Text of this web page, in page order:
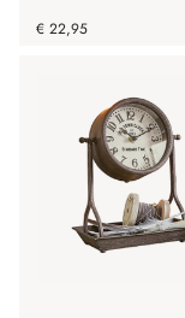
€ 22,95